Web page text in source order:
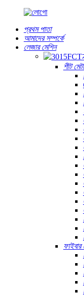
প্রথম পাতা
আমাদের সম্পর্কে
লেজার মেশিন
শীট
ফাইবার